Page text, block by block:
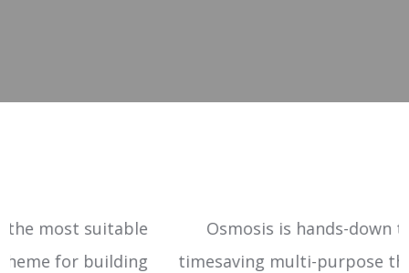
Osmosis is hands-down the most suitable
timesaving multi-purpose theme for building